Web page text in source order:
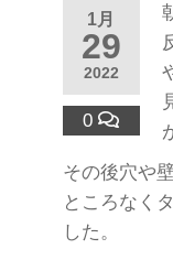
1月
29
2022
0
その後穴や
ところなく
した。